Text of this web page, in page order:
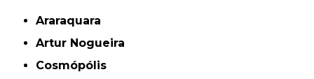
Araraquara
Artur Nogueira
Cosmópólis